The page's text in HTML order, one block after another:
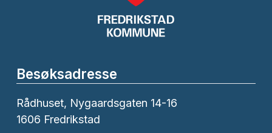
Besøksadresse
Rådhuset, Nygaardsgaten 14-16
1606 Fredrikstad